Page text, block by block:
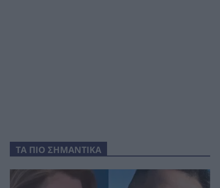
ΤΑ ΠΙΟ ΣΗΜΑΝΤΙΚΑ